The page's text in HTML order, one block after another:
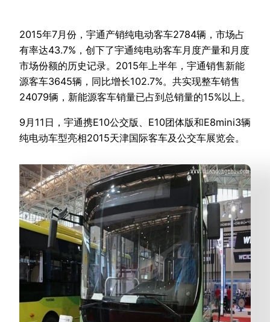
2015年7月份，宇通产销纯电动客车2784辆，市场占
有率达43.7%，创下了宇通纯电动客车月度产量和月度
市场份额的历史记录。2015年上半年，宇通销售新能
源客车3645辆，同比增长102.7%。共实现整车销售
24079辆，新能源客车销量已占到总销量的15%以上。
9月11日，宇通携E10公交版、E10团体版和E8mini3辆
纯电动车型亮相2015天津国际客车及公交车展览会。